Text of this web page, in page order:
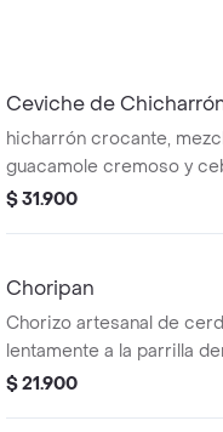
Ceviche de
hicharrón crocante,
guacamole cremoso y
en especias para un
$ 31.900
Choripan
Chorizo artesanal de
lentamente a la parrilla
artesanal, vegetales
$ 21.900